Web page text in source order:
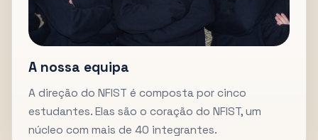
A nossa equipa
A direção do NFIST é composta por cinco
estudantes. Elas são o coração do NFIST, um
núcleo com mais de 40 integrantes.